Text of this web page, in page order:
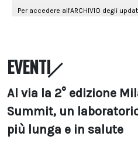
EVENTI
Al via la 2° edizione
Summit, un
più lunga e in salute